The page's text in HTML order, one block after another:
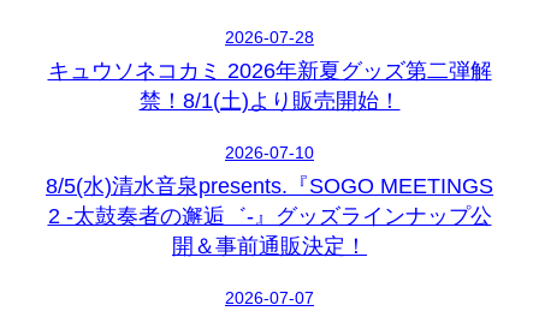
2026-07-28
キュウソネコカミ 2026年新夏グッズ第二弾解
禁！8/1(土)より販売開始！
2026-07-10
8/5(水)清水音泉presents.『SOGO MEETINGS
2 -太鼓奏者の邂逅゛-』グッズラインナップ公
開＆事前通販決定！
2026-07-07